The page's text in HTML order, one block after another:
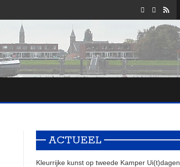
ACTUEEL
Kleurrijke kunst op tweede Kamper Ui(t)dagen